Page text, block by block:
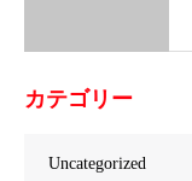
カテゴリー
Uncategorized